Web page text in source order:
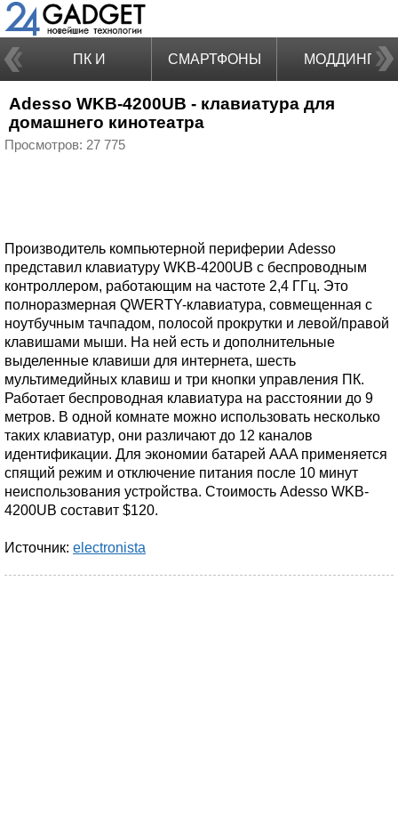
ПК И
НОУТБУКИ
СМАРТФОНЫ МОДДИНГ
Adesso WKB-4200UB - клавиатура для
домашнего кинотеатра
Просмотров: 27 775
Производитель компьютерной периферии Adesso
представил клавиатуру WKB-4200UB с беспроводным
контроллером, работающим на частоте 2,4 ГГц. Это
полноразмерная QWERTY-клавиатура, совмещенная с
ноутбучным тачпадом, полосой прокрутки и левой/правой
клавишами мыши. На ней есть и дополнительные
выделенные клавиши для интернета, шесть
мультимедийных клавиш и три кнопки управления ПК.
Работает беспроводная клавиатура на расстоянии до 9
метров. В одной комнате можно использовать несколько
таких клавиатур, они различают до 12 каналов
идентификации. Для экономии батарей AAA применяется
спящий режим и отключение питания после 10 минут
неиспользования устройства. Стоимость Adesso WKB-
4200UB составит $120.
Источник: electronista